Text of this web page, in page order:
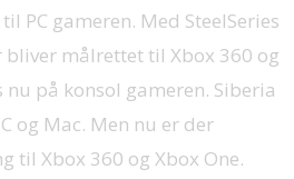
PC gameren. Med SteelSeries
målrettet til Xbox 360 og
nu på konsol gameren. Siberia
og Mac. Men nu er der
til Xbox 360 og Xbox One.